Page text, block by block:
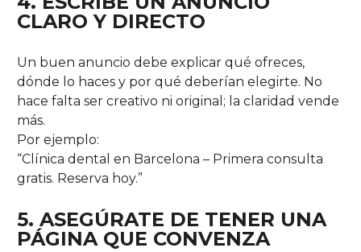
CLARO Y DIRECTO
Un buen anuncio debe explicar qué ofreces,
dónde lo haces y por qué deberían elegirte. No
hace falta ser creativo ni original; la claridad vende
más.
Por ejemplo:
“Clínica dental en Barcelona – Primera consulta
gratis. Reserva hoy.”
5. ASEGÚRATE DE TENER UNA
PÁGINA QUE CONVENZA